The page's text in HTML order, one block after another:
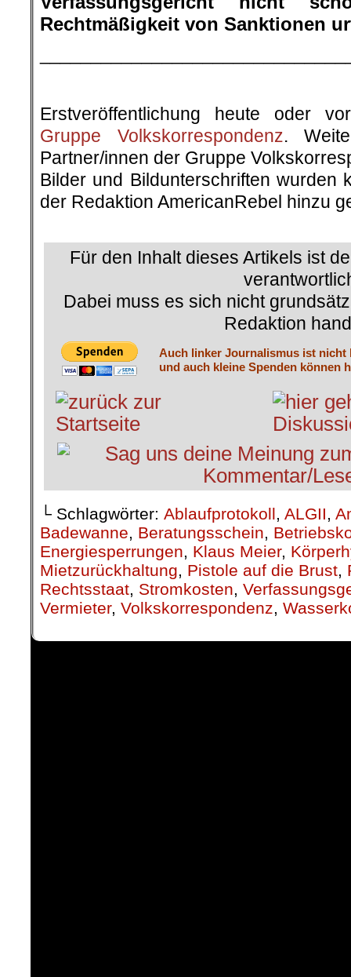
Rechtmäßigkeit von Sanktionen
Erstveröffentlichung heute oder
Gruppe Volkskorrespondenz.
Partner/innen der Gruppe
Bilder und Bildunterschriften wurden
der Redaktion AmericanRebel hinzu
Für den Inhalt dieses Artikels ist
Dabei muss es sich nicht
Redaktion
Auch linker Journalismus ist nicht
und auch kleine Spenden können
└ Schlagwörter: Ablaufprotokoll, ALGII,
Badewanne, Beratungsschein,
Energiesperrungen, Klaus Meier,
Mietzurückhaltung, Pistole auf die Brust,
Rechtsstaat, Stromkosten,
Vermieter, Volkskorrespondenz,